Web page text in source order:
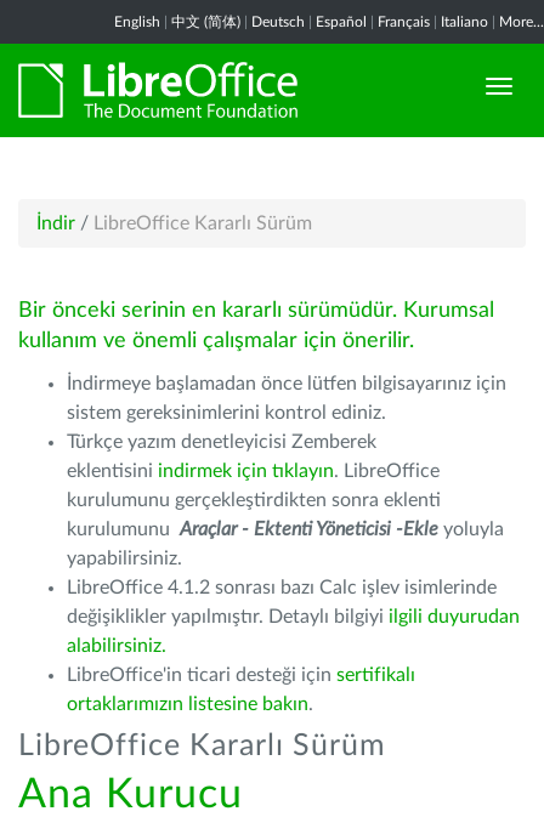
English 中文 (简体) Deutsch Español Français Italiano More...
İndir / LibreOffice Kararlı Sürüm
Bir önceki serinin en kararlı sürümüdür. Kurumsal
kullanım ve önemli çalışmalar için önerilir.
İndirmeye başlamadan önce lütfen bilgisayarınız için
sistem gereksinimlerini kontrol ediniz.
Türkçe yazım denetleyicisi Zemberek
eklentisini indirmek için tıklayın. LibreOffice
kurulumunu gerçekleştirdikten sonra eklenti
kurulumunu Araçlar - Ektenti Yöneticisi -Ekle yoluyla
yapabilirsiniz.
LibreOffice 4.1.2 sonrası bazı Calc işlev isimlerinde
değişiklikler yapılmıştır. Detaylı bilgiyi ilgili duyurudan
alabilirsiniz.
LibreOffice'in ticari desteği için sertifikalı
ortaklarımızın listesine bakın.
LibreOffice Kararlı Sürüm
Ana Kurucu